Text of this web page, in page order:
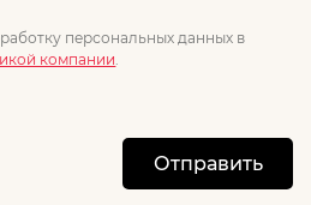
персональных данных в
компании
Отправить